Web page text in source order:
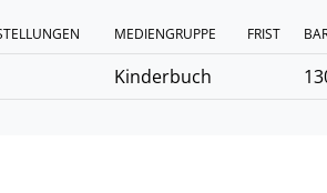
MEDIENGRUPPE FRIST
Kinderbuch